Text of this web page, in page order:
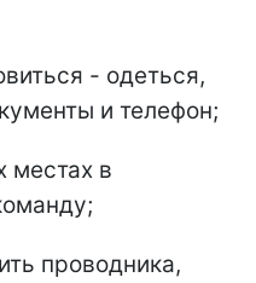
- одеться,
и телефон;
местах в
проводника,